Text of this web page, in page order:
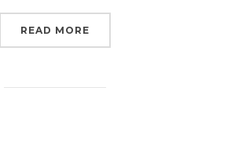
READ MORE